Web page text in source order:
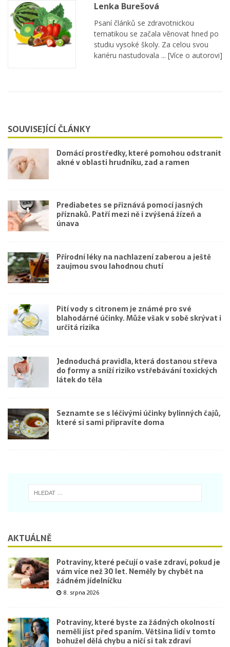
Lenka Burešová
Psaní článků se zdravotnickou
tematikou se začala věnovat hned po
studiu vysoké školy. Za celou svou
kariéru nastudovala ... [Více o autorovi]
SOUVISEJÍCÍ ČLÁNKY
Domácí prostředky, které pomohou odstranit
akné v oblasti hrudníku, zad a ramen
Prediabetes se přiznává pomocí jasných
příznaků. Patří mezi ně i zvýšená žízeň a
únava
Přírodní léky na nachlazení zaberou a ještě
zaujmou svou lahodnou chutí
Pití vody s citronem je známé pro své
blahodárné účinky. Může však v sobě skrývat i
určitá rizika
Jednoduchá pravidla, která dostanou střeva
do formy a sníží riziko vstřebávání toxických
látek do těla
Seznamte se s léčivými účinky bylinných čajů,
které si sami připravíte doma
AKTUÁLNĚ
Potraviny, které pečují o vaše zdraví, pokud je
vám více než 30 let. Neměly by chybět na
žádném jídelníčku
8. srpna 2026
Potraviny, které byste za žádných okolností
neměli jíst před spaním. Většina lidí v tomto
bohužel dělá chybu a ničí si tak zdraví